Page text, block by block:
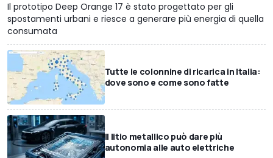
Il prototipo Deep Orange 17 è stato progettato per gli
spostamenti urbani e riesce a generare più energia di quella
consumata
Tutte le colonnine di ricarica in Italia:
dove sono e come sono fatte
Il litio metallico può dare più
autonomia alle auto elettriche